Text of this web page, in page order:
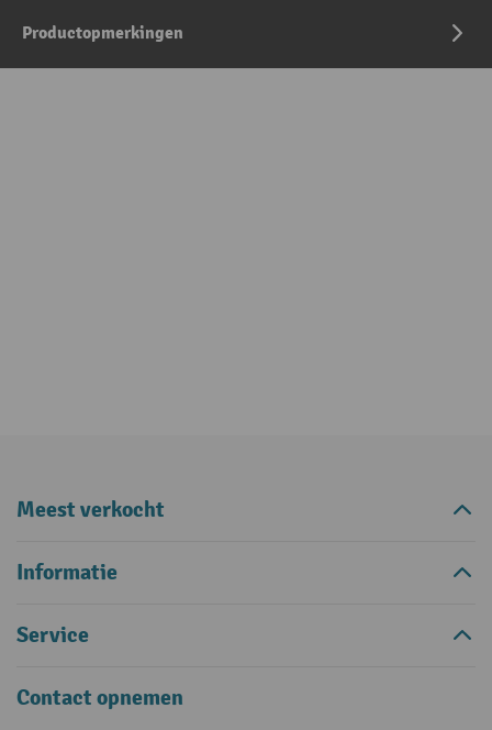
Productopmerkingen
Meest verkocht
Informatie
Service
Contact opnemen